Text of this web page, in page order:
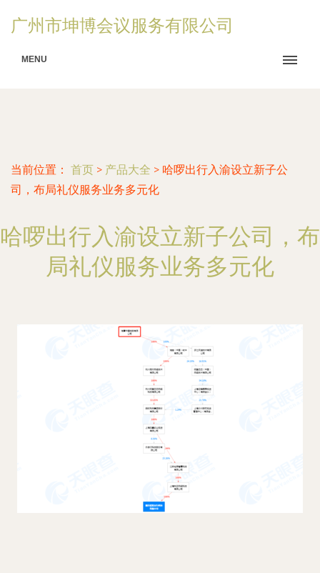
广州市坤博会议服务有限公司
MENU
当前位置： 首页 > 产品大全 > 哈啰出行入渝设立新子公
司，布局礼仪服务业务多元化
哈啰出行入渝设立新子公司，布
局礼仪服务业务多元化